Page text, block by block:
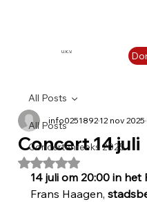
U.K.V.
All Posts
Concertenreeks 2025
All Posts
Concert 14 juli
info025189212 nov 2025
Beoordeeld met NaN
14 juli om 20:00 in het
Frans Haagen,